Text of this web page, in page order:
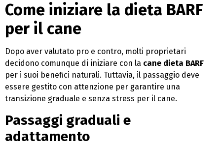
Come iniziare la dieta BARF
per il cane
Dopo aver valutato pro e contro, molti proprietari
decidono comunque di iniziare con la cane dieta BARF
per i suoi benefici naturali. Tuttavia, il passaggio deve
essere gestito con attenzione per garantire una
transizione graduale e senza stress per il cane.
Passaggi graduali e
adattamento